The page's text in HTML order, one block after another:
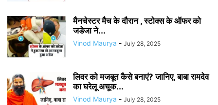
मैनचेस्टर मैच के दौरान , स्टोक्स के ऑफर को
जडेजा ने...
Vinod Maurya - July 28, 2025
लिवर को मजबूत कैसे बनाएं? जानिए, बाबा रामदेव
का घरेलू अचूक...
Vinod Maurya - July 28, 2025